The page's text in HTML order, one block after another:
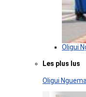
Oligui
Les plus lus
Oligui